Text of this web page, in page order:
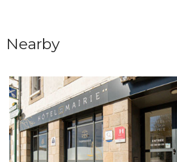
Nearby